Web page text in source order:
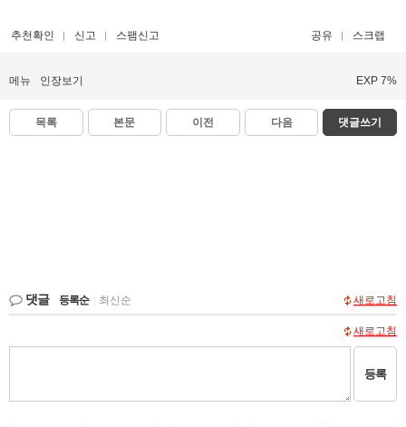
추천확인 신고 스팸신고 공유 스크랩
메뉴 인장보기 EXP 7%
목록 본문 이전 다음 댓글쓰기
댓글 등록순 최신순 새로고침
새로고침
등록